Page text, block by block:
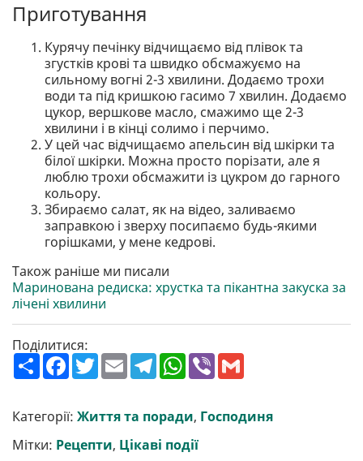
Приготування
Курячу печінку відчищаємо від плівок та
згустків крові та швидко обсмажуємо на
сильному вогні 2-3 хвилини. Додаємо трохи
води та під кришкою гасимо 7 хвилин. Додаємо
цукор, вершкове масло, смажимо ще 2-3
хвилини і в кінці солимо і перчимо.
У цей час відчищаємо апельсин від шкірки та
білої шкірки. Можна просто порізати, але я
люблю трохи обсмажити із цукром до гарного
кольору.
Збираємо салат, як на відео, заливаємо
заправкою і зверху посипаємо будь-якими
горішками, у мене кедрові.
Також раніше ми писали
Маринована редиска: хрустка та пікантна закуска за
лічені хвилини
Поділитися:
П
о
р
и
т
и
F
a
b
o
o
k
T
w
t
e
r
E
m
l
T
e
g
r
a
m
W
h
s
A
p
p
V
r l
Категорії: Життя та поради, Господиня
Мітки: Рецепти, Цікаві події